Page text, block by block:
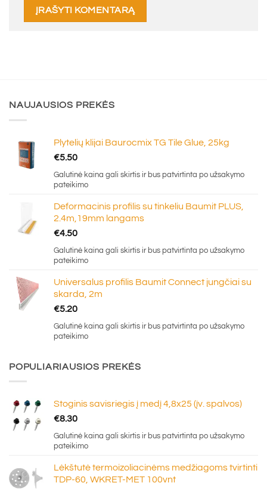
NAUJAUSIOS PREKĖS
Plytelių klijai Baurocmix TG Tile Glue, 25kg
€5.50
Galutinė kaina gali skirtis ir bus patvirtinta po užsakymo
pateikimo
Deformacinis profilis su tinkeliu Baumit PLUS,
2.4m,19mm langams
€4.50
Galutinė kaina gali skirtis ir bus patvirtinta po užsakymo
pateikimo
Universalus profilis Baumit Connect jungčiai su
skarda, 2m
€5.20
Galutinė kaina gali skirtis ir bus patvirtinta po užsakymo
pateikimo
POPULIARIAUSIOS PREKĖS
Stoginis savisriegis į medį 4,8x25 (įv. spalvos)
€8.30
Galutinė kaina gali skirtis ir bus patvirtinta po užsakymo
pateikimo
Lėkštutė termoizoliacinėms medžiagoms tvirtinti
TDP-60, WKRET-MET 100vnt